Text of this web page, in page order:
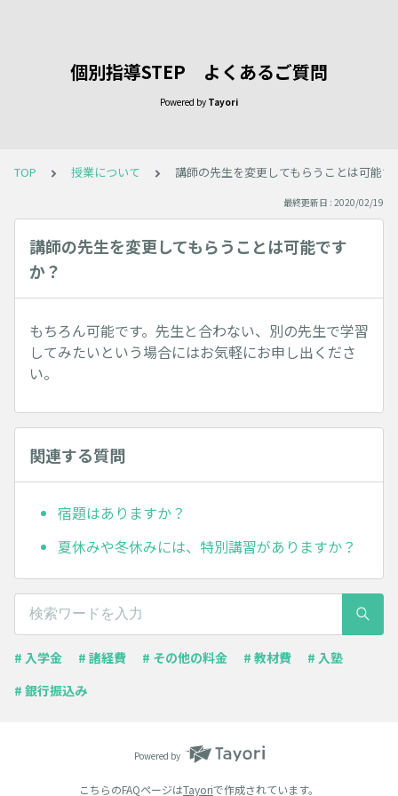
個別指導STEP よくあるご質問
Powered by Tayori
TOP 授業について 講師の先生を変更してもらうことは可能で
最終更新日 : 2020/02/19
講師の先生を変更してもらうことは可能です
か？
もちろん可能です。先生と合わない、別の先生で学習
してみたいという場合にはお気軽にお申し出くださ
い。
関連する質問
宿題はありますか？
夏休みや冬休みには、特別講習がありますか？
# 入学金 # 諸経費 # その他の料金 # 教材費
# 入塾
# 銀行振込み
Powered by
こちらのFAQページはTayoriで作成されています。